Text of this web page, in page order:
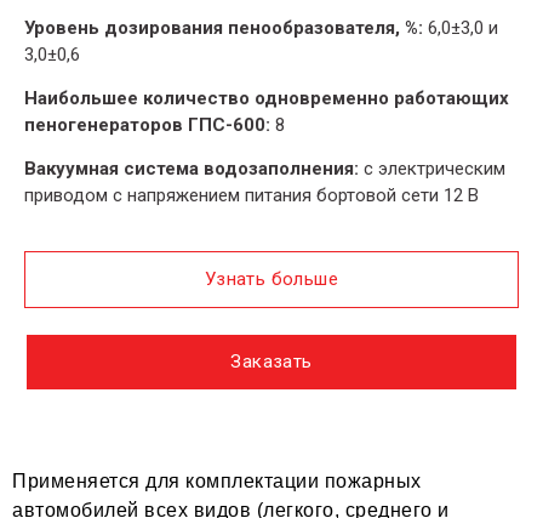
Уровень дозирования пенообразователя, %: 6,0±3,0 и
3,0±0,6
Наибольшее количество одновременно работающих
пеногенераторов ГПС-600: 8
Вакуумная система водозаполнения: с электрическим
приводом с напряжением питания бортовой сети 12 В
Узнать больше
Заказать
Применяется для комплектации пожарных
автомобилей всех видов (легкого, среднего и